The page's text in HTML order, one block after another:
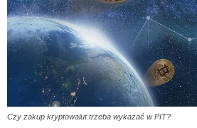
Czy zakup kryptowalut trzeba wykazać w PIT?